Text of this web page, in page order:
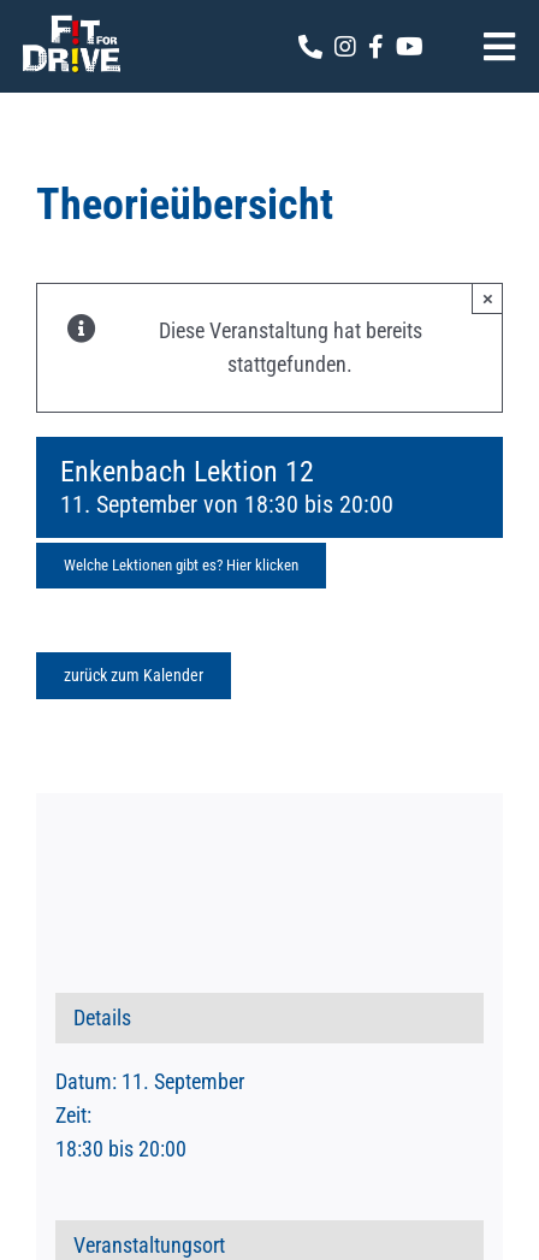
Inhalt
Theoriekalender
Theorieübersicht
Diese Veranstaltung hat bereits
stattgefunden.
×
Enkenbach Lektion 12
11. September von 18:30 bis 20:00
Welche Lektionen gibt es? Hier klicken
zurück zum Kalender
Details
Datum: 11. September
Zeit:
18:30 bis 20:00
Veranstaltungsort